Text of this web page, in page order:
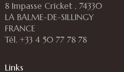
8 Impasse Cricket , 74330
LA BALME-DE-SILLINGY
FRANCE
Tél. +33 4 50 77 78 78
Links